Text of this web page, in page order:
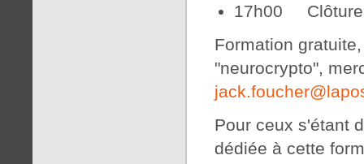
17h00 Clôture
Formation
"neurocrypto",
jack.foucher@
Pour ceux s'étant
dédiée à cette